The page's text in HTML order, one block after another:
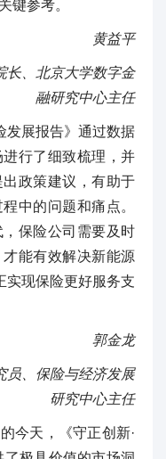
键参考。
黄益平
长、北京大学数字金
融研究中心主任
发展报告》通过数据
行了细致梳理，并
政策建议，有助于
中的问题和痛点。
保险公司需要及时
能有效解决新能源
实现保险更好服务支
郭金龙
员、保险与经济发展
研究中心主任
今天，《守正创新·